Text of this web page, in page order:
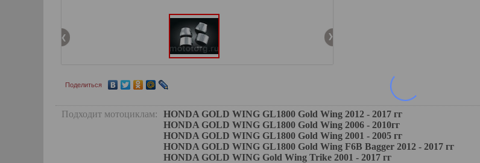
Поделиться
Подходит мотоциклам:
HONDA GOLD WING GL1800 Gold Wing 2012 - 2017 гг
HONDA GOLD WING GL1800 Gold Wing 2006 - 2010гг
HONDA GOLD WING GL1800 Gold Wing 2001 - 2005 гг
HONDA GOLD WING GL1800 Gold Wing F6B Bagger 2012 - 2017 гг
HONDA GOLD WING Gold Wing Trike 2001 - 2017 гг